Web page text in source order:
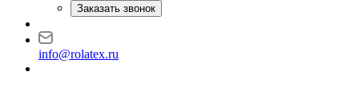
Заказать звонок
info@rolatex.ru